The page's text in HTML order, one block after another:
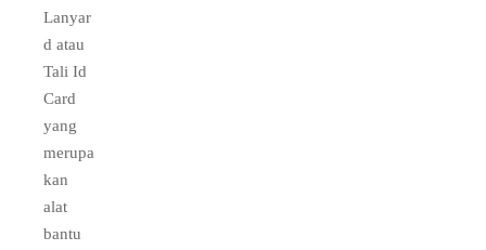
Lanyar
d atau
Tali Id
Card
yang
merupa
kan
alat
bantu